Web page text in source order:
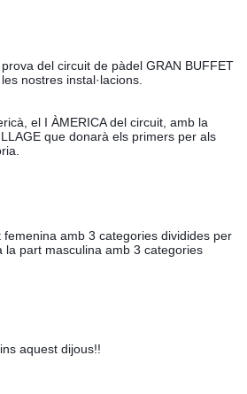
del circuit de pàdel GRAN BUFFET
nostres instal·lacions.
el I ÀMERICA del circuit, amb la
que donarà els primers per als
amb 3 categories dividides per
la part masculina amb 3 categories
aquest dijous!!